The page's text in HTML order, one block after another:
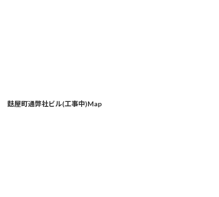
麩屋町通弊社ビル(工事中)Map